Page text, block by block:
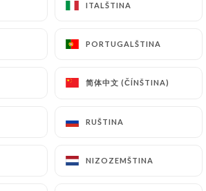
ITALŠTINA
PORTUGALŠTINA
简体中文 (ČÍNŠTINA)
RUŠTINA
NIZOZEMŠTINA
ITALŠTINA
PORTUGALŠTINA
简体中文 (ČÍNŠTINA)
RUŠTINA
NIZOZEMŠTINA